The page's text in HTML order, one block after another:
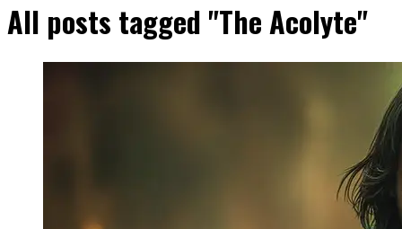
All posts tagged "The Acolyte"